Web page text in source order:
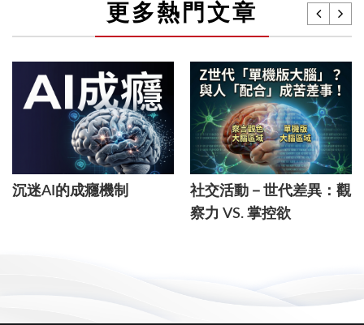
更多熱門文章
沉迷AI的成癮機制
社交活動－世代差異：觀
察力 VS. 掌控欲